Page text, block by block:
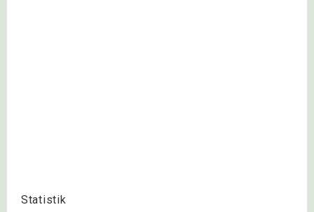
Statistik